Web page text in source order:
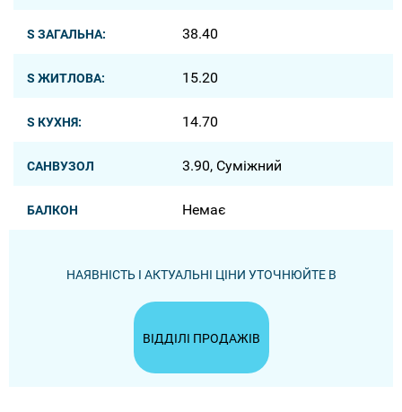
S ЗАГАЛЬНА: 38.40
S ЖИТЛОВА: 15.20
S КУХНЯ: 14.70
САНВУЗОЛ 3.90, Суміжний
БАЛКОН Немає
НАЯВНІСТЬ І АКТУАЛЬНІ ЦІНИ УТОЧНЮЙТЕ В
ВІДДІЛІ ПРОДАЖІВ